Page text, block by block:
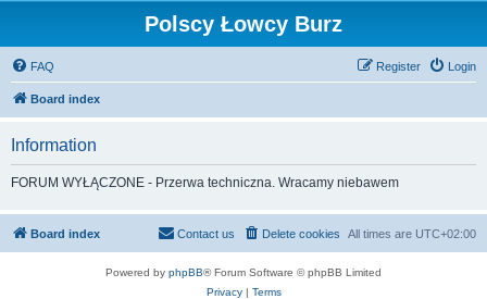
Polscy Łowcy Burz
FAQ Login
Register
Board index
Information
FORUM WYŁĄCZONE - Przerwa techniczna. Wracamy niebawem
Board index All times are UTC+02:00
Delete cookies
Contact us
Powered by phpBB® Forum Software © phpBB Limited
Privacy| Terms